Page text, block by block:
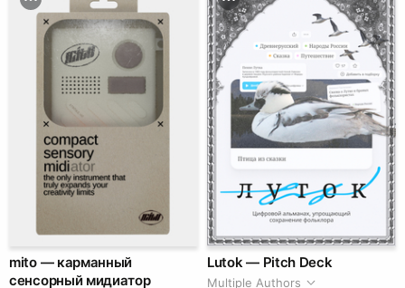
mito — карманный
сенсорный мидиатор
Lutok — Pitch Deck
Multiple Authors